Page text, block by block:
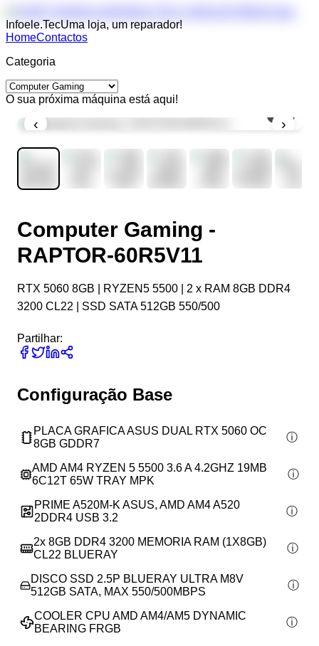
Infoele.TecUma loja, um reparador!
HomeContactos
Categoria
O sua próxima máquina está aqui!
‹ ›
1
Computer Gaming -
RAPTOR-60R5V11
RTX 5060 8GB | RYZEN5 5500 | 2 x RAM 8GB DDR4
3200 CL22 | SSD SATA 512GB 550/500
Partilhar:
Configuração Base
PLACA GRAFICA ASUS DUAL RTX 5060 OC
8GB GDDR7
AMD AM4 RYZEN 5 5500 3.6 A 4.2GHZ 19MB
6C12T 65W TRAY MPK
PRIME A520M-K ASUS, AMD AM4 A520
2DDR4 USB 3.2
2x 8GB DDR4 3200 MEMORIA RAM (1X8GB)
CL22 BLUERAY
DISCO SSD 2.5P BLUERAY ULTRA M8V
512GB SATA, MAX 550/500MBPS
COOLER CPU AMD AM4/AM5 DYNAMIC
BEARING FRGB